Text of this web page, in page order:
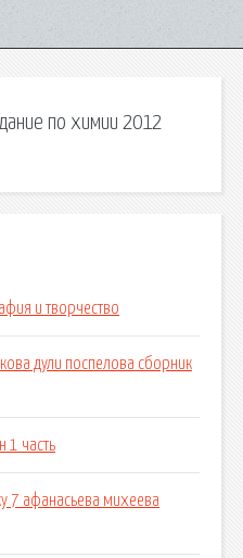
по химии 2012
и творчество
дули поспелова сборник
1 часть
7 афанасьева михеева